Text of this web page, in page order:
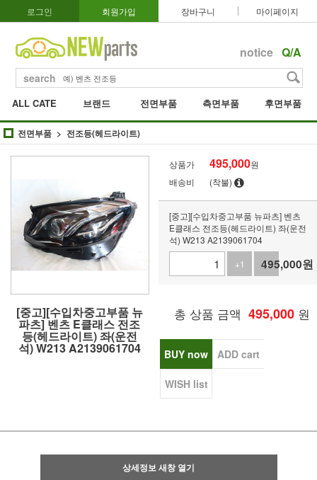
로그인 회원가입 장바구니 마이페이지
notice Q/A
search
ALL CATE 브랜드 전면부품 측면부품 후면부품
전면부품 전조등(헤드라이트)
[중고][수입차중고부품 뉴
파츠] 벤츠 E클래스 전조
등(헤드라이트) 좌(운전
석) W213 A2139061704
상품가 495,000원
배송비
(착불)
[중고][수입차중고부품 뉴파츠] 벤츠
E클래스 전조등(헤드라이트) 좌(운전
석) W213 A2139061704
+1
-1
495,000원
총 상품 금액 495,000 원
BUY now ADD cart
WISH list
상세정보 새창 열기